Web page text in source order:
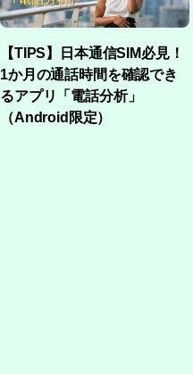
【TIPS】日本通信SIM必見！
1か月の通話時間を確認でき
るアプリ「電話分析」
（Android限定）